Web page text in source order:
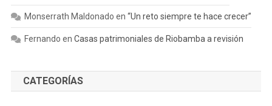
Monserrath Maldonado en “Un reto siempre te hace crecer”
Fernando en Casas patrimoniales de Riobamba a revisión
CATEGORÍAS